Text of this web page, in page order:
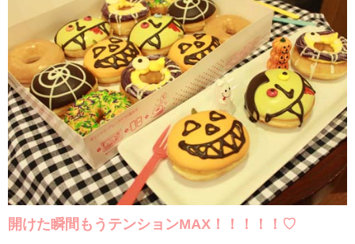
開けた瞬間もうテンションMAX！！！！！♡